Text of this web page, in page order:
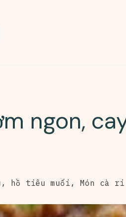
ngon,
, hồ tiêu muối , Món cà ri